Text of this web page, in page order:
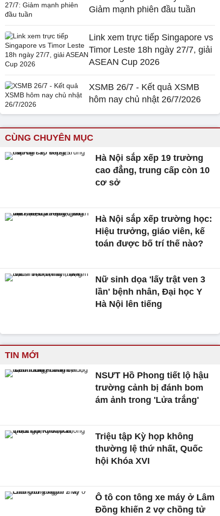
Giảm mạnh phiên đầu tuần
Link xem trực tiếp Singapore vs
Timor Leste 18h ngày 27/7, giải
ASEAN Cup 2026
XSMB 26/7 - Kết quả XSMB
hôm nay chủ nhật 26/7/2026
CÙNG CHUYÊN MỤC
Hà Nội sắp xếp 19 trường
cao đẳng, trung cấp còn 10
cơ sở
Hà Nội sắp xếp trường học:
Hiệu trưởng, giáo viên, kế
toán được bố trí thế nào?
Nữ sinh dọa 'lấy trật ven 3
lần' bệnh nhân, Đại học Y
Hà Nội lên tiếng
TIN MỚI
NSƯT Hồ Phong tiết lộ hậu
trường cảnh bị đánh bom
ám ảnh trong 'Lửa trắng'
Triệu tập Kỳ họp không
thường lệ thứ nhất, Quốc
hội Khóa XVI
Ô tô con tông xe máy ở Lâm
Đồng khiến 2 vợ chồng tử